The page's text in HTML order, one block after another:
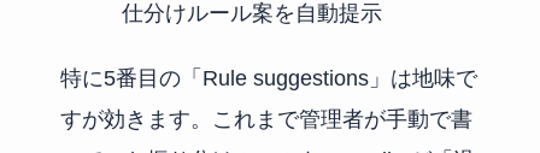
仕分けルール案を自動提示
特に5番目の「Rule suggestions」は地味で
すが効きます。これまで管理者が手動で書